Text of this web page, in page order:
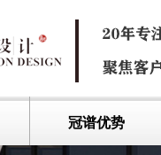
冠谱优势